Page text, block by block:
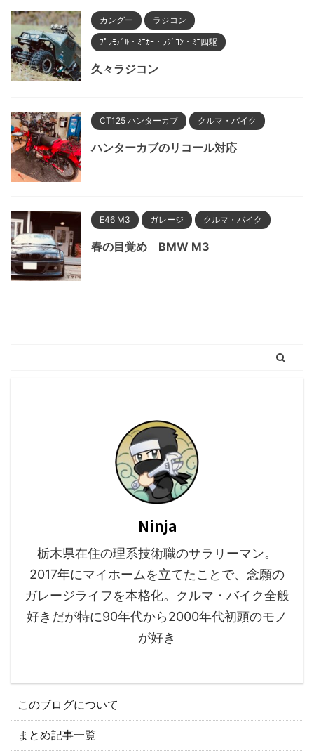
カングー ラジコン
ﾌﾟﾗﾓﾃﾞﾙ・ﾐﾆｶｰ・ﾗｼﾞｺﾝ・ﾐﾆ四駆
久々ラジコン
CT125 ハンターカブ クルマ・バイク
ハンターカブのリコール対応
E46 M3 ガレージ クルマ・バイク
春の目覚め BMW M3
Ninja
栃木県在住の理系技術職のサラリーマン。
2017年にマイホームを立てたことで、念願の
ガレージライフを本格化。クルマ・バイク全般
好きだが特に90年代から2000年代初頭のモノ
が好き
このブログについて
まとめ記事一覧